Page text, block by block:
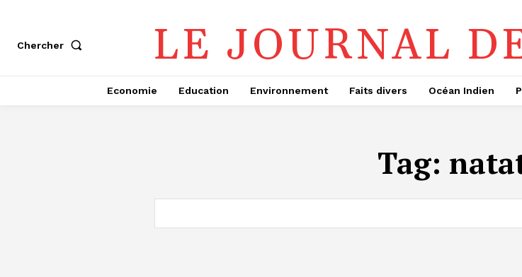
Chercher LE JOURNAL
Economie Education Environnement Faits divers Océan Indien
Tag: